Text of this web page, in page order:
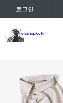
로그인